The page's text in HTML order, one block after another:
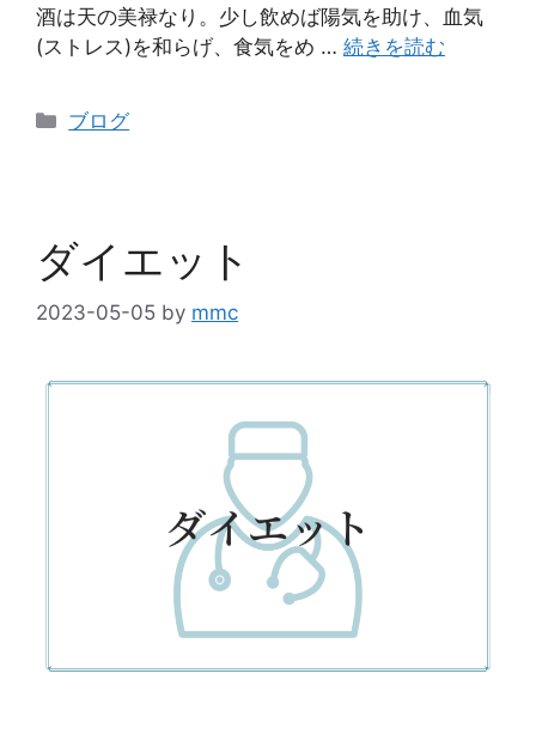
酒は天の美禄なり。少し飲めば陽気を助け、血気
(ストレス)を和らげ、食気をめ … 続きを読む
ブログ
ダイエット
2023-05-05 by mmc